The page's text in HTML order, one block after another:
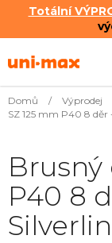
Totální
na
Domů / Výprodej
SZ 125 mm P40 8 děr
Brusný
P40 8